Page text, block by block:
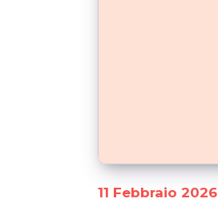
11 Febbraio 2026